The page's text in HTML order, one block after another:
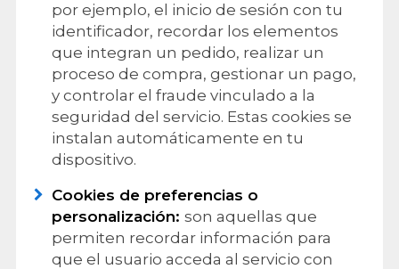
por ejemplo, el inicio de sesión con tu
identificador, recordar los elementos
que integran un pedido, realizar un
proceso de compra, gestionar un pago,
y controlar el fraude vinculado a la
seguridad del servicio. Estas cookies se
instalan automáticamente en tu
dispositivo.
Cookies de preferencias o
personalización: son aquellas que
permiten recordar información para
que el usuario acceda al servicio con